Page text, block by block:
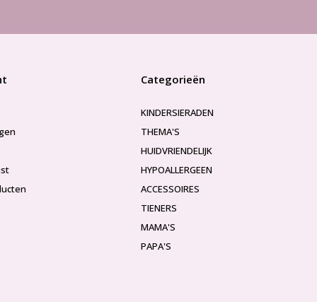
Categorieën
KINDERSIERADEN
THEMA'S
HUIDVRIENDELIJK
HYPOALLERGEEN
ACCESSOIRES
TIENERS
MAMA'S
PAPA'S